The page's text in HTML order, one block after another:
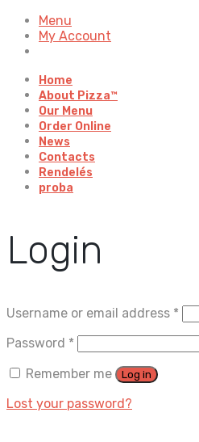
Menu
My Account
Home
About Pizza™
Our Menu
Order Online
News
Contacts
Rendelés
proba
Login
Username or email address *
Password *
Remember me
Log in
Lost your password?